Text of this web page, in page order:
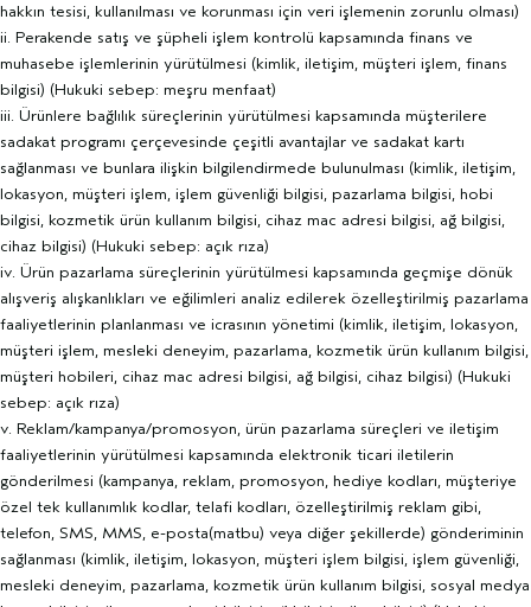
hakkın tesisi, kullanılması ve korunması için veri işlemenin zorunlu olması)
ii. Perakende satış ve şüpheli işlem kontrolü kapsamında finans ve
muhasebe işlemlerinin yürütülmesi (kimlik, iletişim, müşteri işlem, finans
bilgisi) (Hukuki sebep: meşru menfaat)
iii. Ürünlere bağlılık süreçlerinin yürütülmesi kapsamında müşterilere
sadakat programı çerçevesinde çeşitli avantajlar ve sadakat kartı
sağlanması ve bunlara ilişkin bilgilendirmede bulunulması (kimlik, iletişim,
lokasyon, müşteri işlem, işlem güvenliği bilgisi, pazarlama bilgisi, hobi
bilgisi, kozmetik ürün kullanım bilgisi, cihaz mac adresi bilgisi, ağ bilgisi,
cihaz bilgisi) (Hukuki sebep: açık rıza)
iv. Ürün pazarlama süreçlerinin yürütülmesi kapsamında geçmişe dönük
alışveriş alışkanlıkları ve eğilimleri analiz edilerek özelleştirilmiş pazarlama
faaliyetlerinin planlanması ve icrasının yönetimi (kimlik, iletişim, lokasyon,
müşteri işlem, mesleki deneyim, pazarlama, kozmetik ürün kullanım bilgisi,
müşteri hobileri, cihaz mac adresi bilgisi, ağ bilgisi, cihaz bilgisi) (Hukuki
sebep: açık rıza)
v. Reklam/kampanya/promosyon, ürün pazarlama süreçleri ve iletişim
faaliyetlerinin yürütülmesi kapsamında elektronik ticari iletilerin
gönderilmesi (kampanya, reklam, promosyon, hediye kodları, müşteriye
özel tek kullanımlık kodlar, telafi kodları, özelleştirilmiş reklam gibi,
telefon, SMS, MMS, e-posta(matbu) veya diğer şekillerde) gönderiminin
sağlanması (kimlik, iletişim, lokasyon, müşteri işlem bilgisi, işlem güvenliği,
mesleki deneyim, pazarlama, kozmetik ürün kullanım bilgisi, sosyal medya